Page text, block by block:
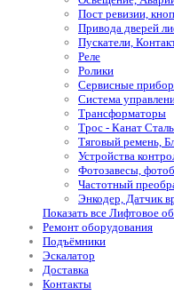
Пост ревизии,
Привода дверей
Пускатели,
Реле
Ролики
Сервисные
Система
Трансформаторы
Трос - Канат
Тяговый ремень,
Устройства
Фотозавесы,
Частотный
Энкодер, Датчик
Показать все Лифтовое
Ремонт оборудования
Подъёмники
Эскалатор
Доставка
Контакты